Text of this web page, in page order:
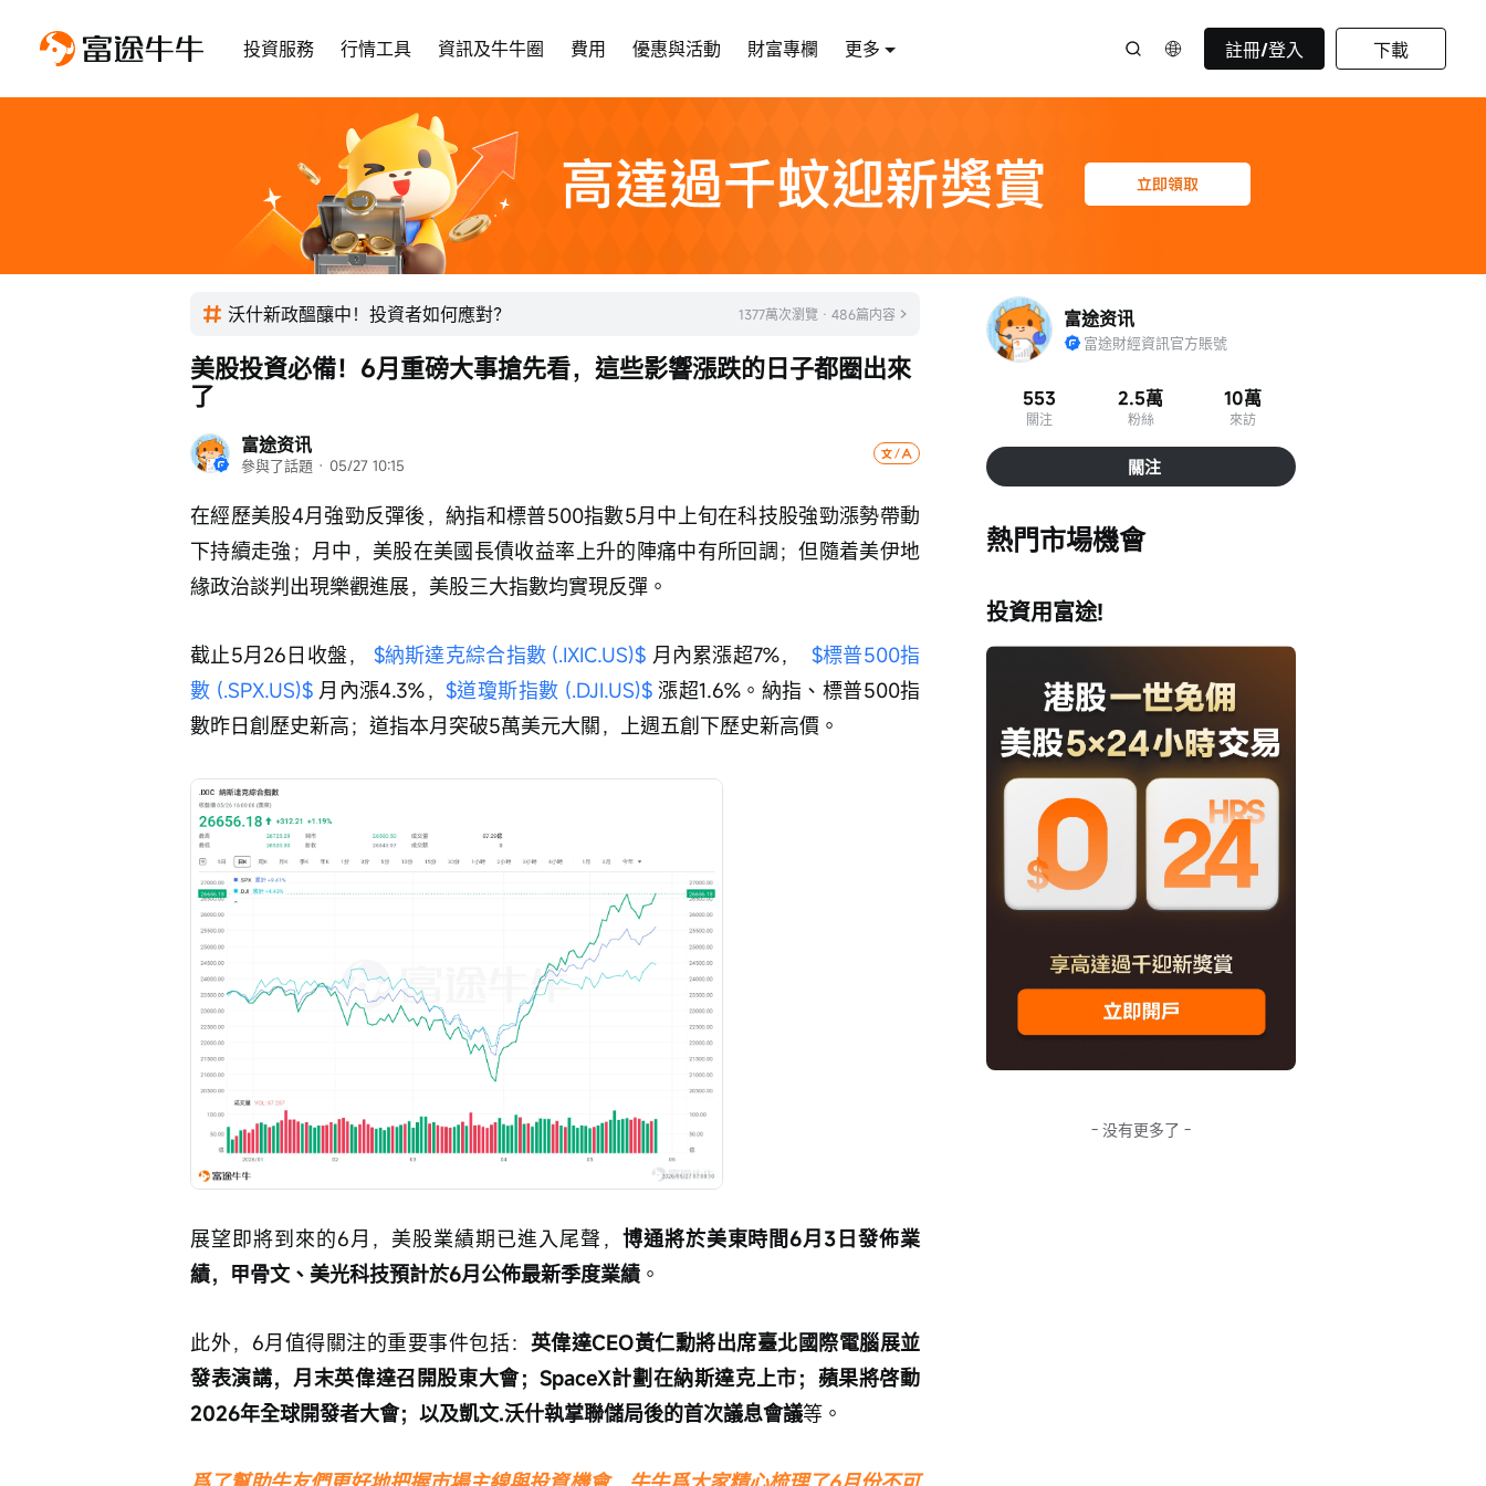
投資服務 行情工具 資訊及牛牛圈 費用 優惠與活動 財富專欄 更多 註冊/登入 下載
沃什新政醞釀中！投資者如何應對？ 1377萬次瀏覽 · 486篇内容
富途资讯
參與了話題 · 05/27 10:15
美股投資必備！6月重磅大事搶先看，這些影響漲跌的日子都圈出來
了
在經歷美股4月強勁反彈後，納指和標普500指數5月中上旬在科技股強勁漲勢帶動
下持續走強；月中，美股在美國長債收益率上升的陣痛中有所回調；但隨着美伊地
緣政治談判出現樂觀進展，美股三大指數均實現反彈。
截止5月26日收盤， $納斯達克綜合指數 (.IXIC.US)$ 月內累漲超7%， $標普500指
數 (.SPX.US)$ 月內漲4.3%，$道瓊斯指數 (.DJI.US)$ 漲超1.6%。納指、標普500指
數昨日創歷史新高；道指本月突破5萬美元大關，上週五創下歷史新高價。
展望即將到來的6月，美股業績期已進入尾聲， 博通將於美東時間6月3日發佈業
績，甲骨文、美光科技預計於6月公佈最新季度業績 。
此外，6月值得關注的重要事件包括： 英偉達CEO黃仁勳將出席臺北國際電腦展並
發表演講，月末英偉達召開股東大會；SpaceX計劃在納斯達克上市；蘋果將啓動
2026年全球開發者大會；以及凱文.沃什執掌聯儲局後的首次議息會議等。
富途资讯
富途財經資訊官方賬號
553
關注
2.5萬
粉絲
10萬
來訪
關注
熱門市場機會
投資用富途!
- 没有更多了 -